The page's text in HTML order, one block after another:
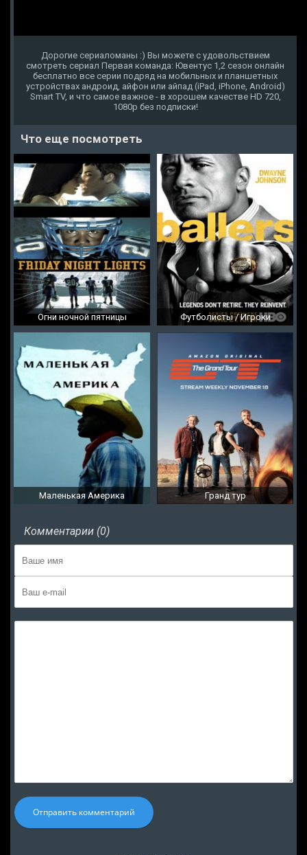
Дорогие сериаломаны :) Вы можете с удовольствием
смотреть сериал Первая команда: Ювентус 1,2 сезон онлайн
бесплатно все серии подряд на мобильных и планшетных
устройствах андроид, айфон или айпад (iPad, iPhone, Android)
Smart TV, и что самое важное - в хорошем качестве HD 720,
1080p без подписки!
Что еще посмотреть
Огни ночной пятницы Футболисты / Игроки
Маленькая Америка Гранд тур
Комментарии (0)
Отправить комментарий